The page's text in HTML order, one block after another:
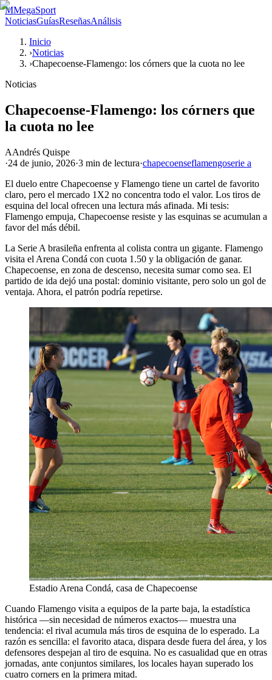
MMegaSport
NoticiasGuíasReseñasAnálisis
Inicio
›Noticias
›Chapecoense-Flamengo: los córners que la cuota no lee
Noticias
Chapecoense-Flamengo: los córners que
la cuota no lee
AAndrés Quispe
·24 de junio, 2026·3 min de lectura·chapecoenseflamengoserie a
El duelo entre Chapecoense y Flamengo tiene un cartel de favorito
claro, pero el mercado 1X2 no concentra todo el valor. Los tiros de
esquina del local ofrecen una lectura más afinada. Mi tesis:
Flamengo empuja, Chapecoense resiste y las esquinas se acumulan a
favor del más débil.
La Serie A brasileña enfrenta al colista contra un gigante. Flamengo
visita el Arena Condá con cuota 1.50 y la obligación de ganar.
Chapecoense, en zona de descenso, necesita sumar como sea. El
partido de ida dejó una postal: dominio visitante, pero solo un gol de
ventaja. Ahora, el patrón podría repetirse.
Estadio Arena Condá, casa de Chapecoense
Cuando Flamengo visita a equipos de la parte baja, la estadística
histórica —sin necesidad de números exactos— muestra una
tendencia: el rival acumula más tiros de esquina de lo esperado. La
razón es sencilla: el favorito ataca, dispara desde fuera del área, y los
defensores despejan al tiro de esquina. No es casualidad que en otras
jornadas, ante conjuntos similares, los locales hayan superado los
cuatro corners en la primera mitad.